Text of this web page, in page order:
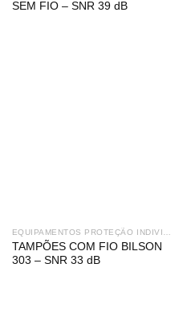
SEM FIO – SNR 39 dB
EQUIPAMENTOS PROTEÇÃO INDIVIDUAL
TAMPÕES COM FIO BILSON
303 – SNR 33 dB